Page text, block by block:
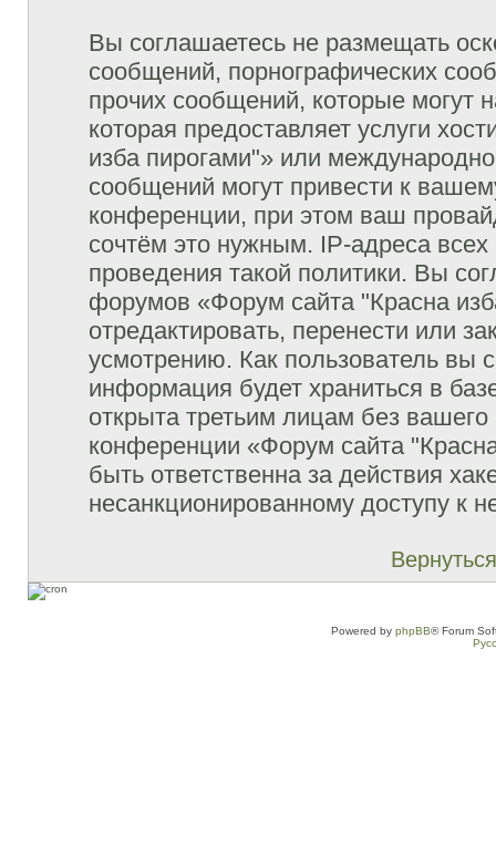
Вы соглашаетесь не размещать
сообщений, порнографических
прочих сообщений, которые могут
которая предоставляет услуги
изба пирогами"» или
сообщений могут привести к
конференции, при этом ваш
сочтём это нужным. IP-адреса
проведения такой политики. Вы
форумов «Форум сайта "Красна
отредактировать, перенести или
усмотрению. Как пользователь вы
информация будет храниться в
открыта третьим лицам без
конференции «Форум сайта
быть ответственна за действия
несанкционированному доступу к
Powered by phpBB® Forum